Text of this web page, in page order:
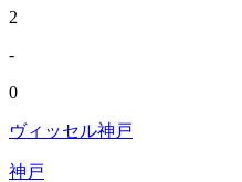
2
-
0
ヴィッセル神戸
神戸